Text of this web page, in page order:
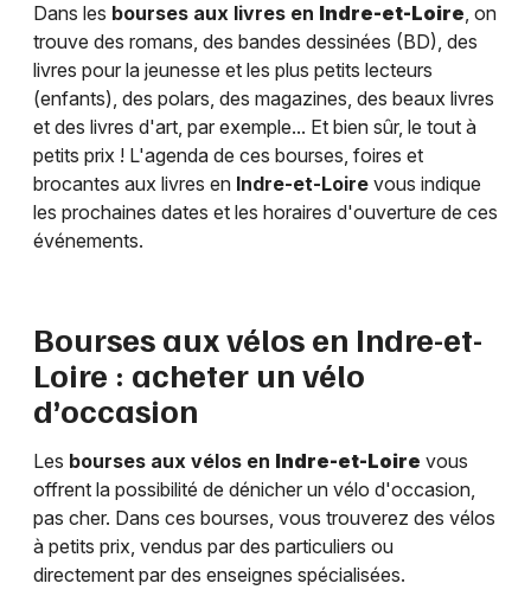
Dans les bourses aux livres en Indre-et-Loire, on
trouve des romans, des bandes dessinées (BD), des
livres pour la jeunesse et les plus petits lecteurs
(enfants), des polars, des magazines, des beaux livres
et des livres d'art, par exemple... Et bien sûr, le tout à
petits prix ! L'agenda de ces bourses, foires et
brocantes aux livres en Indre-et-Loire vous indique
les prochaines dates et les horaires d'ouverture de ces
événements.
Bourses aux vélos en Indre-et-
Loire : acheter un vélo
d’occasion
Les bourses aux vélos en Indre-et-Loire vous
offrent la possibilité de dénicher un vélo d'occasion,
pas cher. Dans ces bourses, vous trouverez des vélos
à petits prix, vendus par des particuliers ou
directement par des enseignes spécialisées.